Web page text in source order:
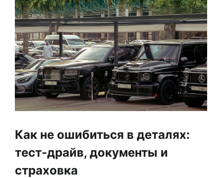
Как не ошибиться в деталях:
тест-драйв, документы и
страховка